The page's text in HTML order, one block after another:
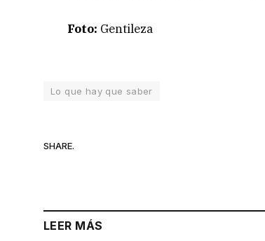
Foto: Gentileza
Lo que hay que saber
SHARE.
LEER MÁS